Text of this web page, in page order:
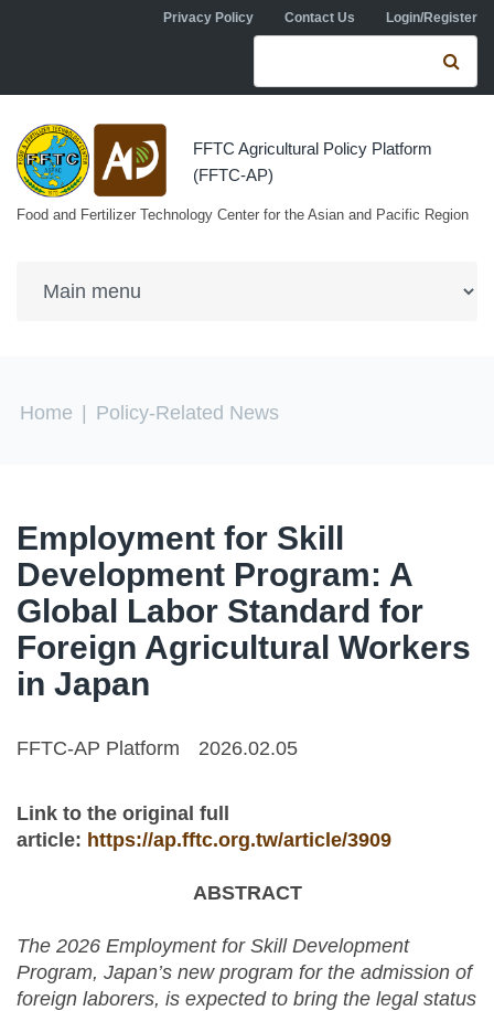
Skip to main contentPrivacy Policy Contact Us Login/Register
Search form
FFTC Agricultural Policy Platform
(FFTC-AP)
Food and Fertilizer Technology Center for the Asian and Pacific Region
You are here
Home Policy-Related News
Employment for Skill
Development Program: A
Global Labor Standard for
Foreign Agricultural Workers
in Japan
FFTC-AP Platform 2026.02.05
Link to the original full
article: https://ap.fftc.org.tw/article/3909
ABSTRACT
The 2026 Employment for Skill Development
Program, Japan’s new program for the admission of
foreign laborers, is expected to bring the legal status